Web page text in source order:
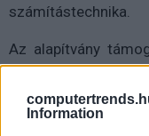
Information
számítástechnika.
Az alapítvány
kihívásokat,
hozzáférést, és
mértékű